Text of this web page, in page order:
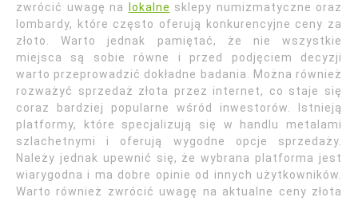
zwrócić uwagę na
lokalne sklepy numizmatyczne oraz
lombardy, które często oferują konkurencyjne ceny za
złoto. Warto jednak pamiętać, że nie wszystkie
miejsca są sobie równe i przed podjęciem decyzji
warto przeprowadzić dokładne badania. Można również
rozważyć sprzedaż złota przez internet, co staje się
coraz bardziej popularne wśród inwestorów. Istnieją
platformy, które specjalizują się w handlu metalami
szlachetnymi i oferują wygodne opcje sprzedaży.
Należy jednak upewnić się, że wybrana platforma jest
wiarygodna i ma dobre opinie od innych użytkowników.
Warto również zwrócić uwagę na aktualne ceny złota